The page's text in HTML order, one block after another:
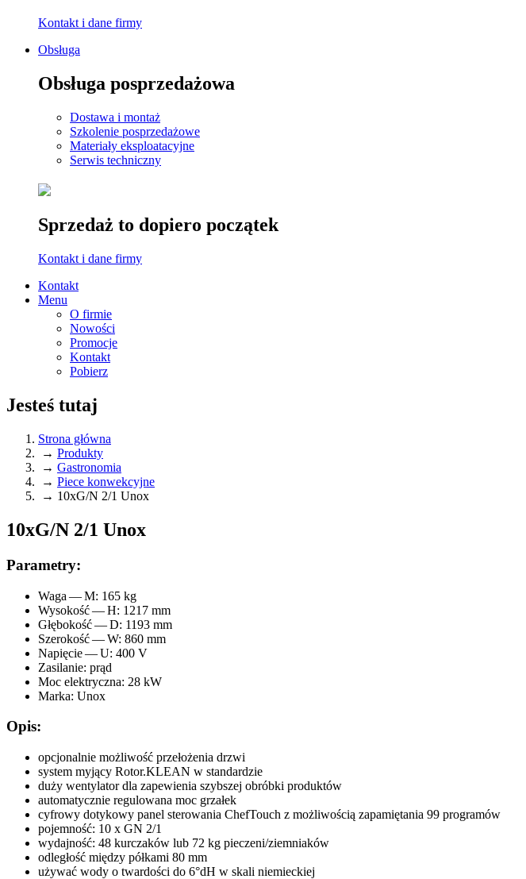
Kontakt i dane firmy
Obsługa
Obsługa posprzedażowa
Dostawa i montaż
Szkolenie posprzedażowe
Materiały eksploatacyjne
Serwis techniczny
Sprzedaż to dopiero początek
Kontakt i dane firmy
Kontakt
Menu
O firmie
Nowości
Promocje
Kontakt
Pobierz
Jesteś tutaj
Strona główna
→ Produkty
→ Gastronomia
→ Piece konwekcyjne
→ 10xG/N 2/1 Unox
10xG/N 2/1 Unox
Parametry:
Waga — M: 165 kg
Wysokość — H: 1217 mm
Głębokość — D: 1193 mm
Szerokość — W: 860 mm
Napięcie — U: 400 V
Zasilanie: prąd
Moc elektryczna: 28 kW
Marka: Unox
Opis:
opcjonalnie możliwość przełożenia drzwi
system myjący Rotor.KLEAN w standardzie
duży wentylator dla zapewienia szybszej obróbki produktów
automatycznie regulowana moc grzałek
cyfrowy dotykowy panel sterowania ChefTouch z możliwością zapamiętania 99 programów
pojemność: 10 x GN 2/1
wydajność: 48 kurczaków lub 72 kg pieczeni/ziemniaków
odległość między półkami 80 mm
używać wody o twardości do 6°dH w skali niemieckiej